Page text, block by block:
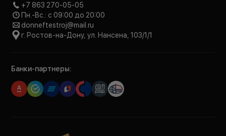
+7 863 270-05-05
Пн.-Вс.: с 09:00 до 20:00
donneftestroj@mail.ru
г. Ростов-на-Дону, ул. Нансена, 103/1/1
Банки-партнеры: